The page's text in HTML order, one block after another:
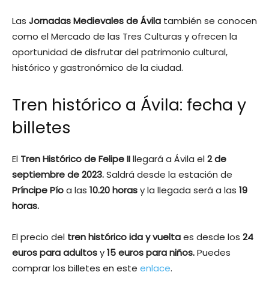
Las Jornadas Medievales de Ávila también se conocen
como el Mercado de las Tres Culturas y ofrecen la
oportunidad de disfrutar del patrimonio cultural,
histórico y gastronómico de la ciudad.
Tren histórico a Ávila: fecha y
billetes
El Tren Histórico de Felipe IIllegará a Ávila el2 de
septiembre de 2023.Saldrá desde la estación de
Príncipe Píoa las 10.20 horasy la llegada será a las 19
horas.
El precio del tren histórico ida y vueltaes desde los 24
euros para adultosy15 euros para niños.Puedes
comprar los billetes en este enlace.